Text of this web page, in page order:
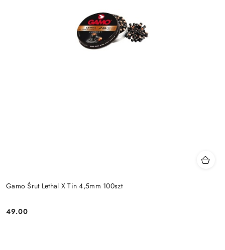
Gamo Śrut Lethal X Tin 4,5mm 100szt
Cena:
49.00